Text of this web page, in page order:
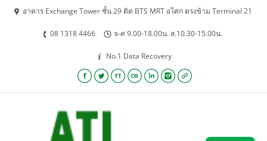
อาคาร Exchange Tower ชั้น 29 ติด BTS MRT อโศก ตรงข้าม Terminal 21
08 1318 4466 จ-ศ 9.00-18.00น. ส.10.30-15.00น.
No.1 Data Recovery
Facebook
TwitterYouTubeLastfmLinkedinInstagram
Website